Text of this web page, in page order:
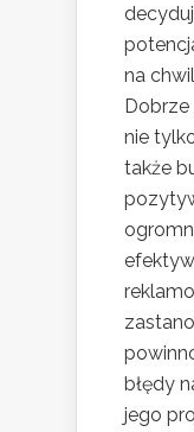
na
nie
także
błędy
jego